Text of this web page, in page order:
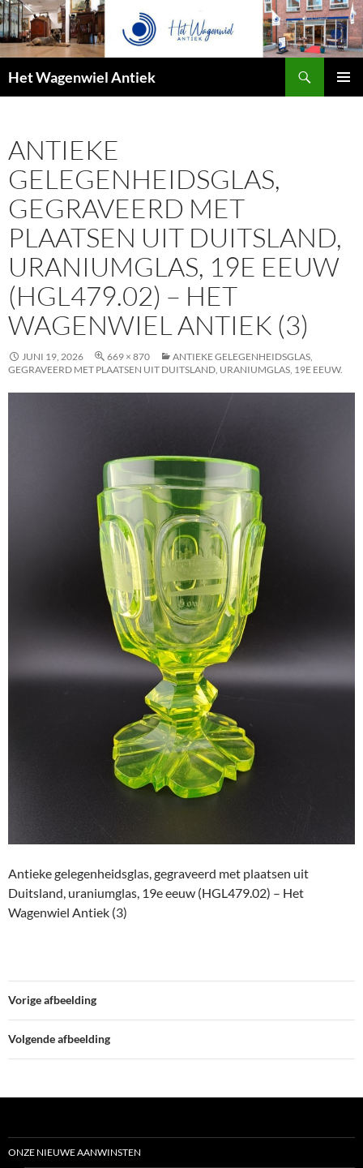
Het Wagenwiel Antiek
ANTIEKE
GELEGENHEIDSGLAS,
GEGRAVEERD MET
PLAATSEN UIT DUITSLAND,
URANIUMGLAS, 19E EEUW
(HGL479.02) – HET
WAGENWIEL ANTIEK (3)
JUNI 19, 2026 669 × 870
ANTIEKE GELEGENHEIDSGLAS,
GEGRAVEERD MET PLAATSEN UIT DUITSLAND, URANIUMGLAS, 19E EEUW.
Antieke gelegenheidsglas, gegraveerd met plaatsen uit
Duitsland, uraniumglas, 19e eeuw (HGL479.02) – Het
Wagenwiel Antiek (3)
Vorige afbeelding
Volgende afbeelding
ONZE NIEUWE AANWINSTEN